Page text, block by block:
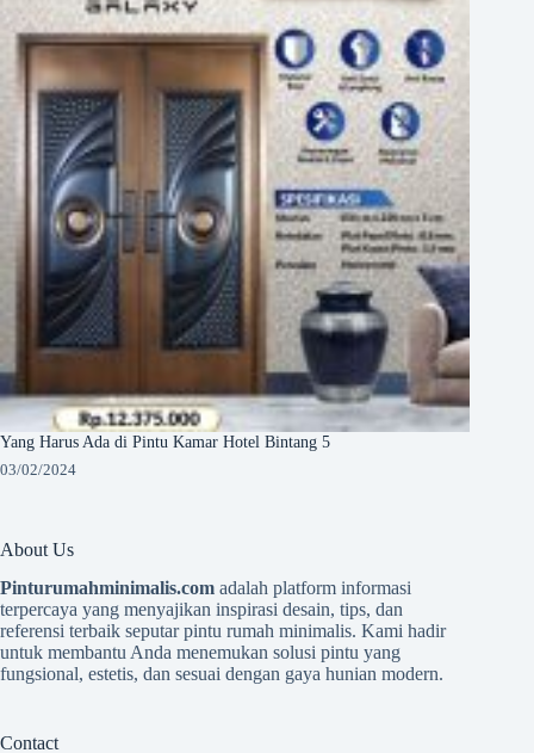
Yang Harus Ada di Pintu Kamar Hotel Bintang 5
03/02/2024
About Us
Pinturumahminimalis.com adalah platform informasi
terpercaya yang menyajikan inspirasi desain, tips, dan
referensi terbaik seputar pintu rumah minimalis. Kami hadir
untuk membantu Anda menemukan solusi pintu yang
fungsional, estetis, dan sesuai dengan gaya hunian modern.
Contact